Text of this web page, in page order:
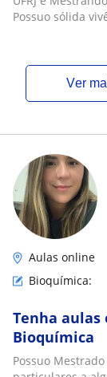
Possuo sólida
ver
Aulas online
Bioquímica:
Tenha
Bioquímica
Possuo